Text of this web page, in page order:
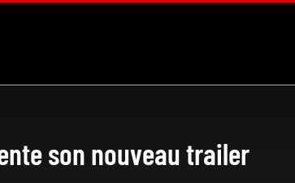
son nouveau trailer